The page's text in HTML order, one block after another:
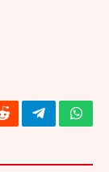
RedditTelegram